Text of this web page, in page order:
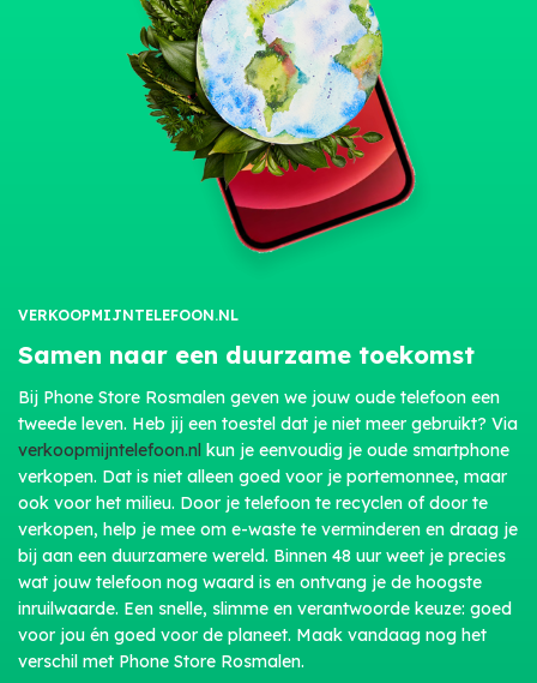
VERKOOPMIJNTELEFOON.NL
Samen naar een duurzame toekomst
Bij Phone Store Rosmalen geven we jouw oude telefoon een
tweede leven. Heb jij een toestel dat je niet meer gebruikt? Via
verkoopmijntelefoon.nl kun je eenvoudig je oude smartphone
verkopen. Dat is niet alleen goed voor je portemonnee, maar
ook voor het milieu. Door je telefoon te recyclen of door te
verkopen, help je mee om e-waste te verminderen en draag je
bij aan een duurzamere wereld. Binnen 48 uur weet je precies
wat jouw telefoon nog waard is en ontvang je de hoogste
inruilwaarde. Een snelle, slimme en verantwoorde keuze: goed
voor jou én goed voor de planeet. Maak vandaag nog het
verschil met Phone Store Rosmalen.